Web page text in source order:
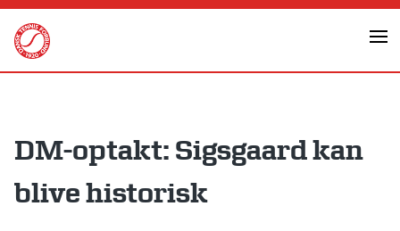
Skip
content
DM-optakt: Sigsgaard kan
blive historisk